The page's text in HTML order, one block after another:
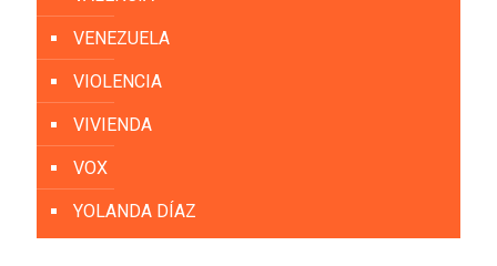
VENEZUELA
VIOLENCIA
VIVIENDA
VOX
YOLANDA DÍAZ